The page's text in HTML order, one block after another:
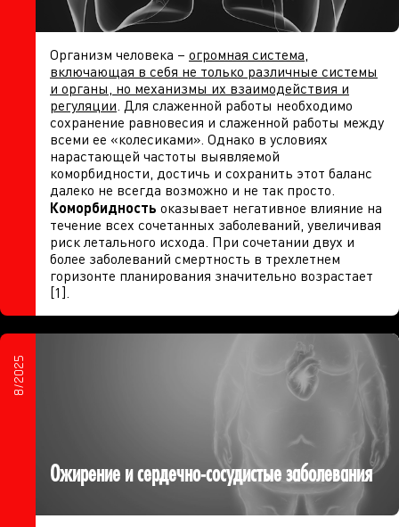
Организм человека – огромная система,
включающая в себя не только различные системы
и органы, но механизмы их взаимодействия и
регуляции . Для слаженной работы необходимо
сохранение равновесия и слаженной работы между
всеми ее «колесиками». Однако в условиях
нарастающей частоты выявляемой
коморбидности, достичь и сохранить этот баланс
далеко не всегда возможно и не так просто.
Коморбидность оказывает негативное влияние на
течение всех сочетанных заболеваний, увеличивая
риск летального исхода. При сочетании двух и
более заболеваний смертность в трехлетнем
горизонте планирования значительно возрастает
[1].
8/2025
Ожирение и сердечно-сосудистые заболевания